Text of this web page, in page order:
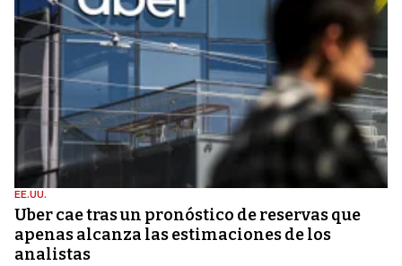
EE.UU.
Uber cae tras un pronóstico de reservas que
apenas alcanza las estimaciones de los
analistas